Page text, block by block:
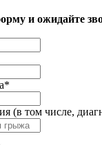
и ожидайте
*
(в том числе,